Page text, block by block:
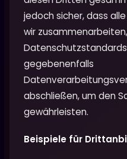
jedoch sicher, dass
wir
gegebenenfalls
abschließen, um den
gewährleisten.
Beispiele für